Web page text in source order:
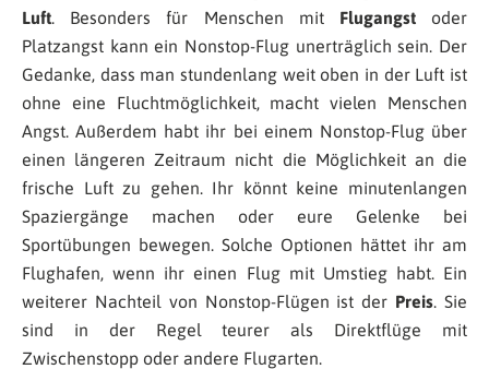
Luft. Besonders für Menschen mit Flugangstoder
Platzangst kann ein Nonstop-Flug unerträglich sein. Der
Gedanke, dass man stundenlang weit oben in der Luft ist
ohne eine Fluchtmöglichkeit, macht vielen Menschen
Angst. Außerdem habt ihr bei einem Nonstop-Flug über
einen längeren Zeitraum nicht die Möglichkeit an die
frische Luft zu gehen. Ihr könnt keine minutenlangen
Spaziergänge machen oder eure Gelenke bei
Sportübungen bewegen. Solche Optionen hättet ihr am
Flughafen, wenn ihr einen Flug mit Umstieg habt. Ein
weiterer Nachteil von Nonstop-Flügen ist der Preis. Sie
sind in der Regel teurer als Direktflüge mit
Zwischenstopp oder andere Flugarten.